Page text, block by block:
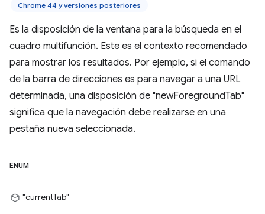
Chrome 44 y versiones posteriores
Es la disposición de la ventana para la búsqueda en el
cuadro multifunción. Este es el contexto recomendado
para mostrar los resultados. Por ejemplo, si el comando
de la barra de direcciones es para navegar a una URL
determinada, una disposición de "newForegroundTab"
significa que la navegación debe realizarse en una
pestaña nueva seleccionada.
ENUM
"currentTab"